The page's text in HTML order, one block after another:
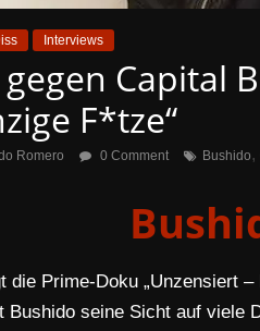
Interviews
Capital
F*tze“
Romero 0 Comment Bushido,
die Prime-Doku „Unzensiert
seine Sicht auf viele